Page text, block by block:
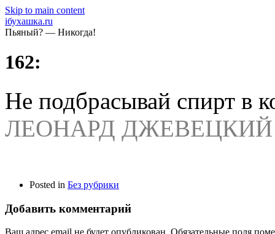
Skip to main content
iбухашка.ru
Пьяный? — Никогда!
162:
Не подбрасывай спирт в
ЛЕОНАРД ДЖЕВЕЦКИЙ
Posted in Без рубрики
Добавить комментарий